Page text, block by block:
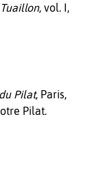
, vol. I,
Pilat, Paris,
Pilat.